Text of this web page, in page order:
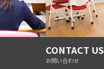
CONTACT US
お問い合わせ